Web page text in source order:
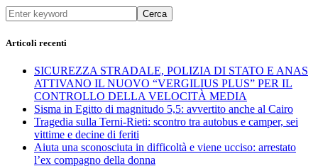
Cerca
Articoli recenti
SICUREZZA STRADALE, POLIZIA DI STATO E ANAS
ATTIVANO IL NUOVO “VERGILIUS PLUS” PER IL
CONTROLLO DELLA VELOCITÀ MEDIA
Sisma in Egitto di magnitudo 5,5: avvertito anche al Cairo
Tragedia sulla Terni-Rieti: scontro tra autobus e camper, sei
vittime e decine di feriti
Aiuta una sconosciuta in difficoltà e viene ucciso: arrestato
l’ex compagno della donna